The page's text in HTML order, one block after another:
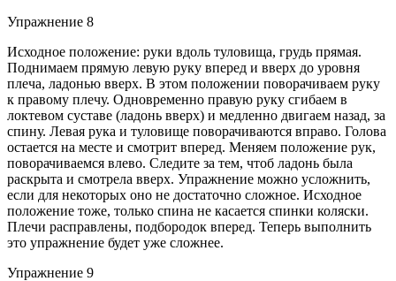
Упражнение 8
Исходное положение: руки вдоль туловища, грудь прямая.
Поднимаем прямую левую руку вперед и вверх до уровня
плеча, ладонью вверх. В этом положении поворачиваем руку
к правому плечу. Одновременно правую руку сгибаем в
локтевом суставе (ладонь вверх) и медленно двигаем назад, за
спину. Левая рука и туловище поворачиваются вправо. Голова
остается на месте и смотрит вперед. Меняем положение рук,
поворачиваемся влево. Следите за тем, чтоб ладонь была
раскрыта и смотрела вверх. Упражнение можно усложнить,
если для некоторых оно не достаточно сложное. Исходное
положение тоже, только спина не касается спинки коляски.
Плечи расправлены, подбородок вперед. Теперь выполнить
это упражнение будет уже сложнее.
Упражнение 9